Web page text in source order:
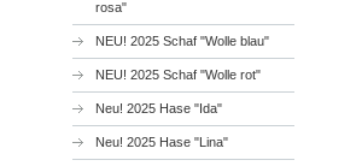
rosa"
NEU! 2025 Schaf "Wolle blau"
NEU! 2025 Schaf "Wolle rot"
Neu! 2025 Hase "Ida"
Neu! 2025 Hase "Lina"